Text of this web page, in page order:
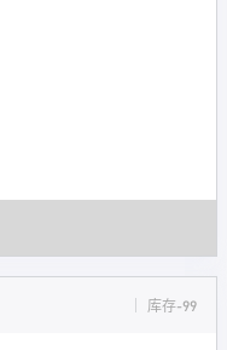
库存-99